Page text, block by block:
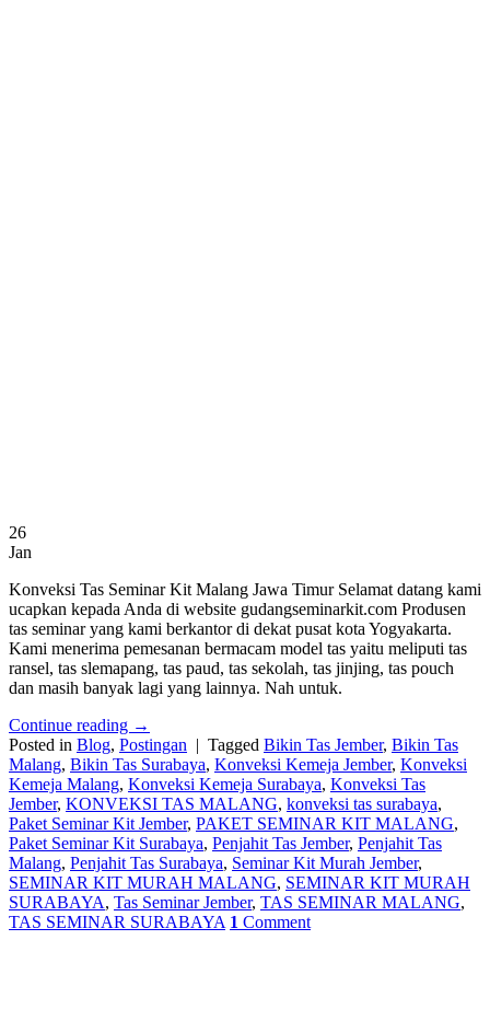
26
Jan
Konveksi Tas Seminar Kit Malang Jawa Timur Selamat datang kami
ucapkan kepada Anda di website gudangseminarkit.com Produsen
tas seminar yang kami berkantor di dekat pusat kota Yogyakarta.
Kami menerima pemesanan bermacam model tas yaitu meliputi tas
ransel, tas slemapang, tas paud, tas sekolah, tas jinjing, tas pouch
dan masih banyak lagi yang lainnya. Nah untuk.
Continue reading →
Posted in Blog, Postingan | Tagged Bikin Tas Jember, Bikin Tas
Malang, Bikin Tas Surabaya, Konveksi Kemeja Jember, Konveksi
Kemeja Malang, Konveksi Kemeja Surabaya, Konveksi Tas
Jember, KONVEKSI TAS MALANG, konveksi tas surabaya,
Paket Seminar Kit Jember, PAKET SEMINAR KIT MALANG,
Paket Seminar Kit Surabaya, Penjahit Tas Jember, Penjahit Tas
Malang, Penjahit Tas Surabaya, Seminar Kit Murah Jember,
SEMINAR KIT MURAH MALANG, SEMINAR KIT MURAH
SURABAYA, Tas Seminar Jember, TAS SEMINAR MALANG,
TAS SEMINAR SURABAYA 1 Comment